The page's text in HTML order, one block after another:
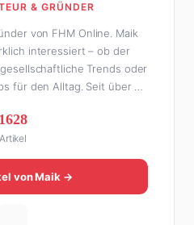
& GRÜNDER
von FHM Online. Maik
interessiert – ob der
Trends oder
für den Alltag. Seit über 10
Männer-Lifestyle-
Raum aufgebaut.
andere als geradlinig: Die
stand er in der
was dazugehört. Die andere
1628
Artikel
von Maik →